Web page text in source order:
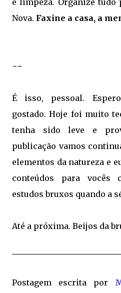
e limpeza. Organize tudo
Nova. Faxine a casa, a
--
É isso, pessoal.
gostado. Hoje foi muito
tenha sido leve e
publicação vamos
elementos da natureza e
conteúdos para vocês
estudos bruxos quando a
Até a próxima. Beijos da
Postagem escrita por